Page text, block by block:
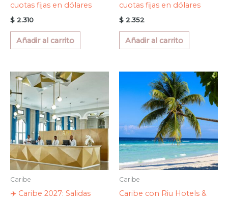
cuotas fijas en dólares
$ 2.310
Añadir al carrito
cuotas fijas en dólares
$ 2.352
Añadir al carrito
Caribe
✈️ Caribe 2027: Salidas
Caribe
Caribe con Riu Hotels &